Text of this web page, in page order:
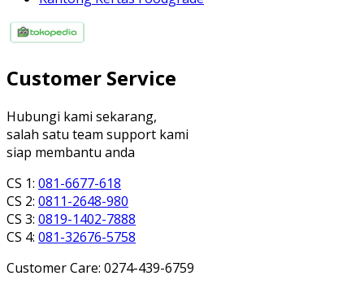
Customer Service
Hubungi kami sekarang,
salah satu team support kami
siap membantu anda
CS 1: 081-6677-618
CS 2: 0811-2648-980
CS 3: 0819-1402-7888
CS 4: 081-32676-5758
Customer Care: 0274-439-6759